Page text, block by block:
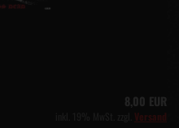
8,00 EUR
Versand